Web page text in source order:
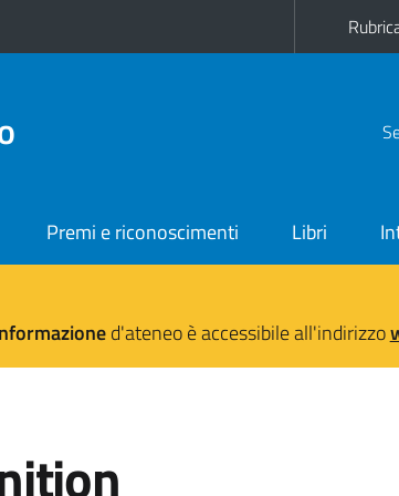
Premi e riconoscimenti Libri
d'ateneo è accessibile all'indirizzo